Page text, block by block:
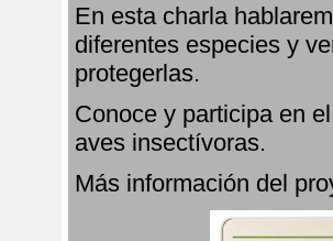
En esta charla
diferentes especies y
protegerlas.
Conoce y participa en
aves insectívoras.
Más información del